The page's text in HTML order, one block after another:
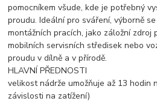
pomocníkem všude, kde je potřebný
proudu. Ideální pro sváření, výborně
montážních pracích, jako záložní zdroj
mobilních servisních středisek nebo
proudu v dílně a v přírodě.
HLAVNÍ PŘEDNOSTI
velikost nádrže umožňuje až 13 hodin
závislosti na zatížení)